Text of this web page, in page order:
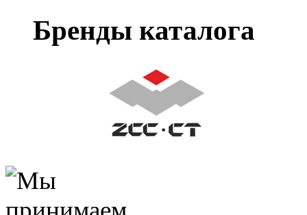
Бренды каталога